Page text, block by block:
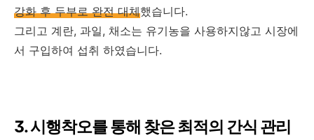
강화 후 두부로 완전 대체했습니다.
그리고 계란, 과일, 채소는 유기농을 사용하지않고 시장에
서 구입하여 섭취 하였습니다.
3. 시행착오를 통해 찾은 최적의 간식 관리